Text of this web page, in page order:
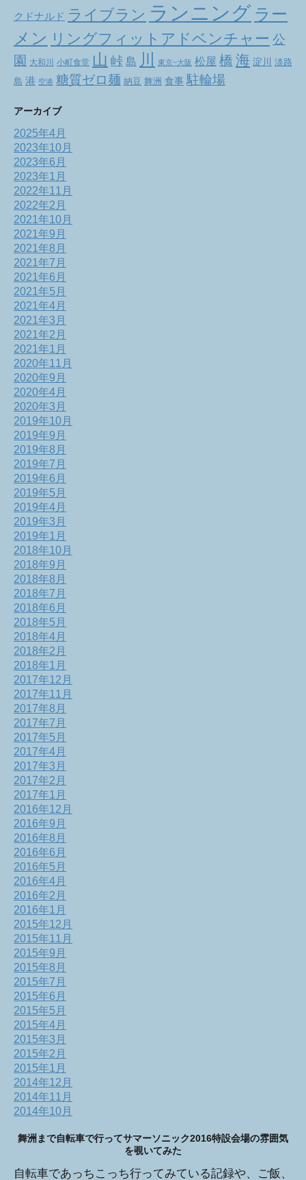
クドナルド ライブラン ランニング ラー
メン リングフィットアドベンチャー 公
園 大和川 小町食堂 山 峠 島 川 東京~大阪 松屋 橋 海 淀川
淡路
島 港 空港 糖質ゼロ麺 納豆 舞洲 食事 駐輪場
アーカイブ
2025年4月
2023年10月
2023年6月
2023年1月
2022年11月
2022年2月
2021年10月
2021年9月
2021年8月
2021年7月
2021年6月
2021年5月
2021年4月
2021年3月
2021年2月
2021年1月
2020年11月
2020年9月
2020年4月
2020年3月
2019年10月
2019年9月
2019年8月
2019年7月
2019年6月
2019年5月
2019年4月
2019年3月
2019年1月
2018年10月
2018年9月
2018年8月
2018年7月
2018年6月
2018年5月
2018年4月
2018年2月
2018年1月
2017年12月
2017年11月
2017年8月
2017年7月
2017年5月
2017年4月
2017年3月
2017年2月
2017年1月
2016年12月
2016年9月
2016年8月
2016年6月
2016年5月
2016年4月
2016年2月
2016年1月
2015年12月
2015年11月
2015年9月
2015年8月
2015年7月
2015年6月
2015年5月
2015年4月
2015年3月
2015年2月
2015年1月
2014年12月
2014年11月
2014年10月
舞洲まで自転車で行ってサマーソニック2016特設会場の雰囲気
を覗いてみた
自転車であっちこっち行ってみている記録や、ご飯、